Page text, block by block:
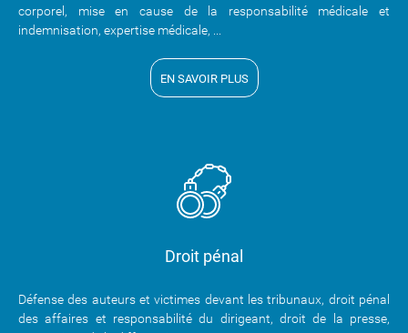
corporel, mise en cause de la responsabilité médicale et
indemnisation, expertise médicale, ...
EN SAVOIR PLUS
Droit pénal
Défense des auteurs et victimes devant les tribunaux, droit pénal
des affaires et responsabilité du dirigeant, droit de la presse,